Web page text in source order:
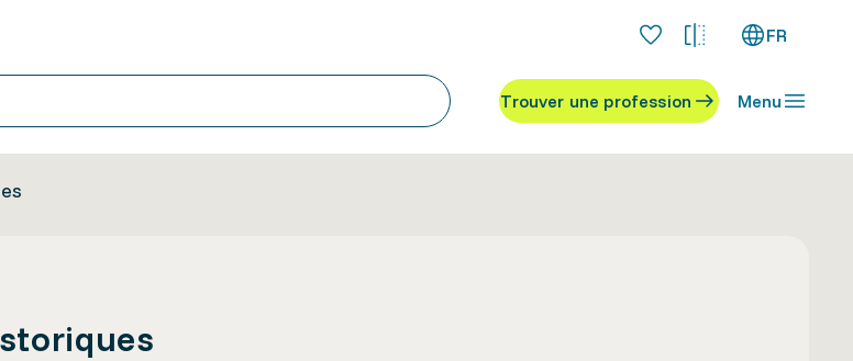
FR
Trouver une profession Menu